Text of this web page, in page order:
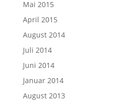
Mai 2015
April 2015
August 2014
Juli 2014
Juni 2014
Januar 2014
August 2013